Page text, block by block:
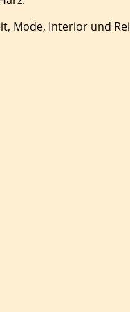
Mode, Interior und